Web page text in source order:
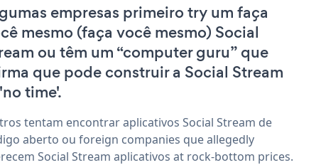
empresas primeiro try um faça
mesmo (faça você mesmo) Social
ou têm um “computer guru” que
que pode construir a Social Stream
time'.
tentam encontrar aplicativos Social Stream de
aberto ou foreign companies que allegedly
Social Stream aplicativos at rock-bottom prices.